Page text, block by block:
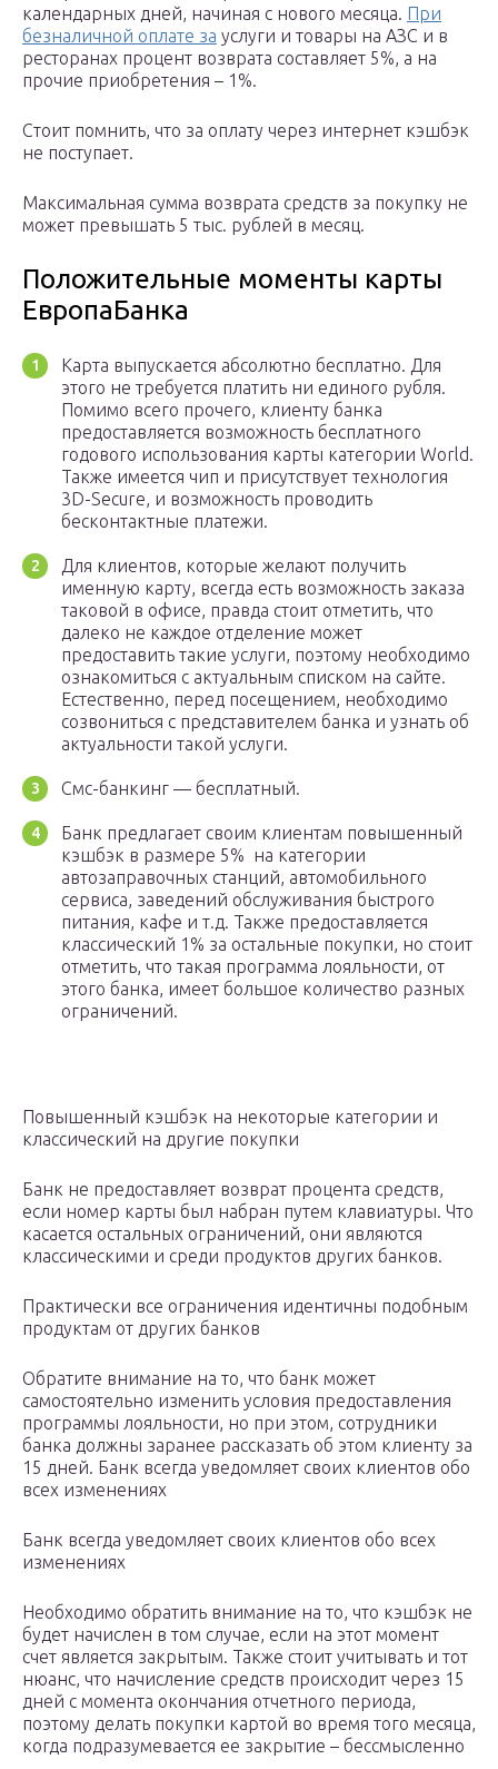
календарных дней, начиная с нового месяца. При
безналичной оплате за услуги и товары на АЗС и в
ресторанах процент возврата составляет 5%, а на
прочие приобретения – 1%.
Стоит помнить, что за оплату через интернет кэшбэк
не поступает.
Максимальная сумма возврата средств за покупку не
может превышать 5 тыс. рублей в месяц.
Положительные моменты карты
ЕвропаБанка
Карта выпускается абсолютно бесплатно. Для
этого не требуется платить ни единого рубля.
Помимо всего прочего, клиенту банка
предоставляется возможность бесплатного
годового использования карты категории World.
Также имеется чип и присутствует технология
3D-Secure, и возможность проводить
бесконтактные платежи.
Для клиентов, которые желают получить
именную карту, всегда есть возможность заказа
таковой в офисе, правда стоит отметить, что
далеко не каждое отделение может
предоставить такие услуги, поэтому необходимо
ознакомиться с актуальным списком на сайте.
Естественно, перед посещением, необходимо
созвониться с представителем банка и узнать об
актуальности такой услуги.
Смс-банкинг — бесплатный.
Банк предлагает своим клиентам повышенный
кэшбэк в размере 5% на категории
автозаправочных станций, автомобильного
сервиса, заведений обслуживания быстрого
питания, кафе и т.д. Также предоставляется
классический 1% за остальные покупки, но стоит
отметить, что такая программа лояльности, от
этого банка, имеет большое количество разных
ограничений.
Повышенный кэшбэк на некоторые категории и
классический на другие покупки
Банк не предоставляет возврат процента средств,
если номер карты был набран путем клавиатуры. Что
касается остальных ограничений, они являются
классическими и среди продуктов других банков.
Практически все ограничения идентичны подобным
продуктам от других банков
Обратите внимание на то, что банк может
самостоятельно изменить условия предоставления
программы лояльности, но при этом, сотрудники
банка должны заранее рассказать об этом клиенту за
15 дней. Банк всегда уведомляет своих клиентов обо
всех изменениях
Банк всегда уведомляет своих клиентов обо всех
изменениях
Необходимо обратить внимание на то, что кэшбэк не
будет начислен в том случае, если на этот момент
счет является закрытым. Также стоит учитывать и тот
нюанс, что начисление средств происходит через 15
дней с момента окончания отчетного периода,
поэтому делать покупки картой во время того месяца,
когда подразумевается ее закрытие – бессмысленно